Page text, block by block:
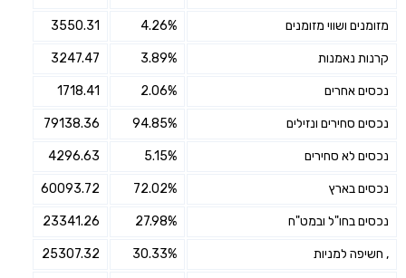
מזומנים ושווי מזומנים 4.26%
3550.31
קרנות נאמנות 3.89%
3247.47
נכסים אחרים 2.06%
1718.41
נכסים סחירים ונזילים 94.85%
79138.36
נכסים לא סחירים 5.15%
4296.63
נכסים בארץ 72.02%
60093.72
נכסים בחו"ל ובמט"ח 27.98%
23341.26
, חשיפה למניות 30.33%
25307.32